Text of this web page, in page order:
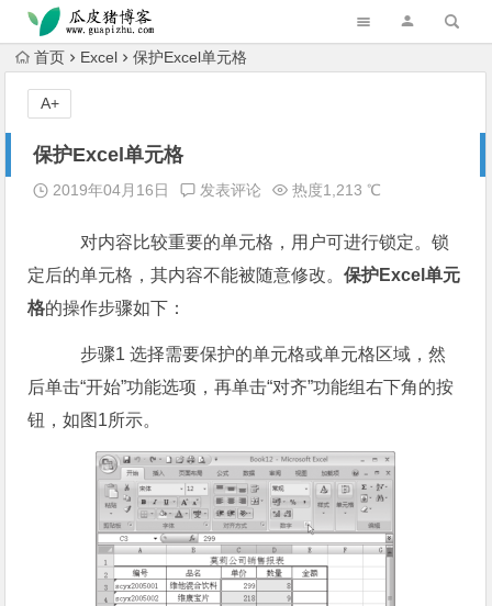
跳转到主内容
首页 Excel 保护Excel单元格
保护Excel单元格
2019年04月16日 发表评论 热度1,213 ℃
对内容比较重要的单元格，用户可进行锁定。锁
定后的单元格，其内容不能被随意修改。保护Excel单元
格的操作步骤如下：
步骤1 选择需要保护的单元格或单元格区域，然
后单击“开始”功能选项，再单击“对齐”功能组右下角的按
钮，如图1所示。
A+